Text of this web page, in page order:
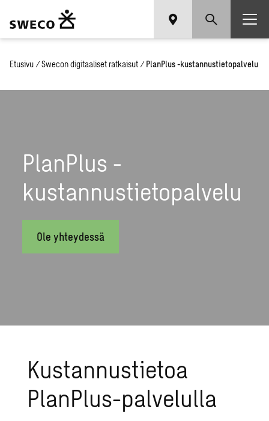
Etusivu / Swecon digitaaliset ratkaisut / PlanPlus -kustannustietopalvelu
PlanPlus -
kustannustietopalvelu
Ole yhteydessä
Kustannustietoa
PlanPlus-palvelulla